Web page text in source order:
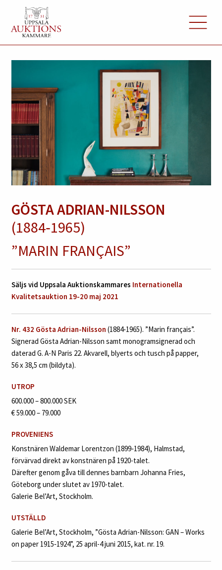
GÖSTA ADRIAN-NILSSON
(1884‑1965)
”MARIN FRANÇAIS”
Säljs vid Uppsala Auktionskammares Internationella
Kvalitetsauktion 19-20 maj 2021
Nr. 432 Gösta Adrian-Nilsson (1884‑1965). ”Marin français”.
Signerad Gösta Adrian-Nilsson samt monogramsignerad och
daterad G. A-N Paris 22. Akvarell, blyerts och tusch på papper,
56 x 38,5 cm (bildyta).
UTROP
600.000 – 800.000 SEK
€ 59.000 – 79.000
PROVENIENS
Konstnären Waldemar Lorentzon (1899‑1984), Halmstad,
förvärvad direkt av konstnären på 1920-talet.
Därefter genom gåva till dennes barnbarn Johanna Fries,
Göteborg under slutet av 1970-talet.
Galerie Bel’Art, Stockholm.
UTSTÄLLD
Galerie Bel’Art, Stockholm, ”Gösta Adrian-Nilsson: GAN – Works
on paper 1915‑1924”, 25 april-4 juni 2015, kat. nr. 19.